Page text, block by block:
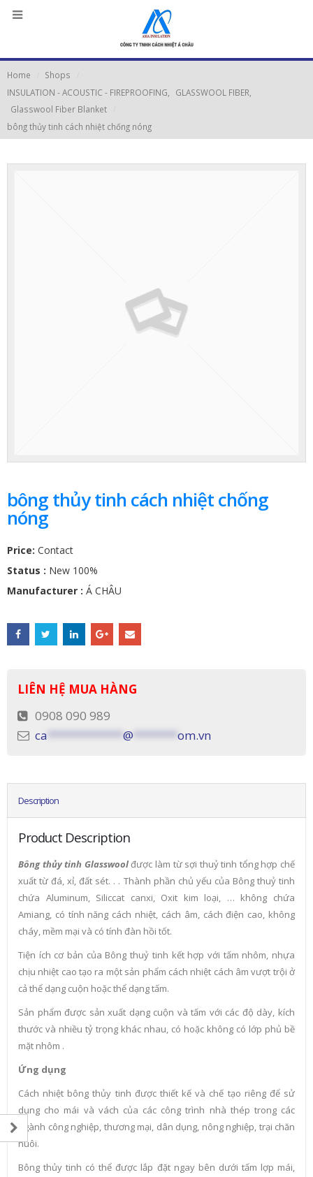
Home
Shops
INSULATION - ACOUSTIC - FIREPROOFING
GLASSWOOL FIBER
Glasswool Fiber Blanket
bông thủy tinh cách nhiệt chống nóng
bông thủy tinh cách nhiệt chống
nóng
Price: Contact
Status : New 100%
Manufacturer : Á CHÂU
LIÊN HỆ MUA HÀNG
0908 090 989
ca
@ om.vn
Description
Product Description
Bông thủy tinh Glasswoolđược làm từ sợi thuỷ tinh tổng hợp chế
xuất từ đá, xỉ, đất sét. . . Thành phần chủ yếu của Bông thuỷ tinh
chứa Aluminum, Siliccat canxi, Oxit kim loại, … không chứa
Amiang, có tính năng cách nhiệt, cách âm, cách điện cao, không
cháy, mềm mại và có tính đàn hồi tốt.
Tiện ích cơ bản của Bông thuỷ tinh kết hợp với tấm nhôm, nhựa
chịu nhiệt cao tạo ra một sản phẩm cách nhiệt cách âm vượt trội ở
cả thể dạng cuộn hoặc thể dạng tấm.
Sản phẩm được sản xuất dạng cuộn và tấm với các độ dày, kích
thước và nhiều tỷ trọng khác nhau, có hoặc không có lớp phủ bề
mặt nhôm .
Ứng dụng
Cách nhiệt bông thủy tinh được thiết kế và chế tạo riêng để sử
dụng cho mái và vách của các công trình nhà thép trong các
ngành công nghiệp, thương mại, dân dụng, nông nghiệp, trại chăn
nuôi.
Bông thủy tinh có thể được lắp đặt ngay bên dưới tấm lợp mái,